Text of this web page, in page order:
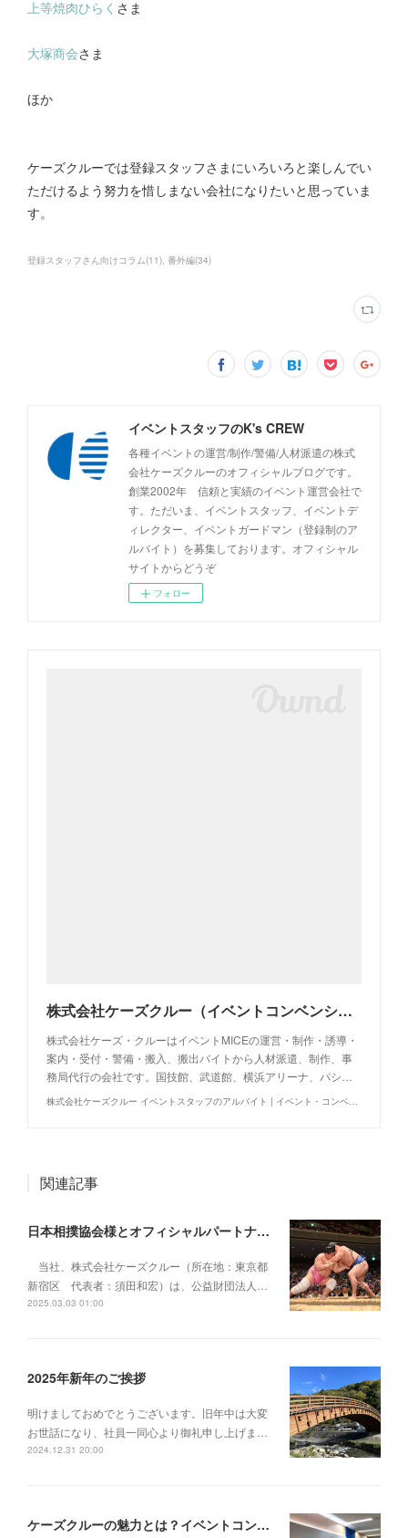
上等焼肉ひらく さま
大塚商会さま
ほか
ケーズクルーでは登録スタッフさまにいろいろと楽しんでい
ただけるよう努力を惜しまない会社になりたいと思っていま
す。
登録スタッフさん向けコラム(11) 番外編(34)
イベントスタッフのK's CREW
各種イベントの運営/制作/警備/人材派遣の株式
会社ケーズクルーのオフィシャルブログです。
創業2002年 信頼と実績のイベント運営会社で
す。ただいま、イベントスタッフ、イベントデ
ィレクター、イベントガードマン（登録制のア
ルバイト）を募集しております。オフィシャル
サイトからどうぞ
フォロー
株式会社ケーズクルー（イベントコンベンションの運営・制作・警備・人材派遣・事務局代行・アルバイト求人・イベントバイト）
株式会社ケーズ・クルーはイベントMICEの運営・制作・誘導・
案内・受付・警備・搬入、搬出バイトから人材派遣、制作、事
務局代行の会社です。国技館、武道館、横浜アリーナ、パシ…
株式会社ケーズクルー イベントスタッフのアルバイト | イベント・コンベンションの運営制作警備事務局代行
関連記事
日本相撲協会様とオフィシャルパートナー契約を締結
当社、株式会社ケーズクルー（所在地：東京都
新宿区 代表者：須田和宏）は、公益財団法人…
2025.03.03 01:00
2025年新年のご挨拶
明けましておめでとうございます。旧年中は大変
お世話になり、社員一同心より御礼申し上げま…
2024.12.31 20:00
ケーズクルーの魅力とは？イベントコンベンションの運営・制作に迫る